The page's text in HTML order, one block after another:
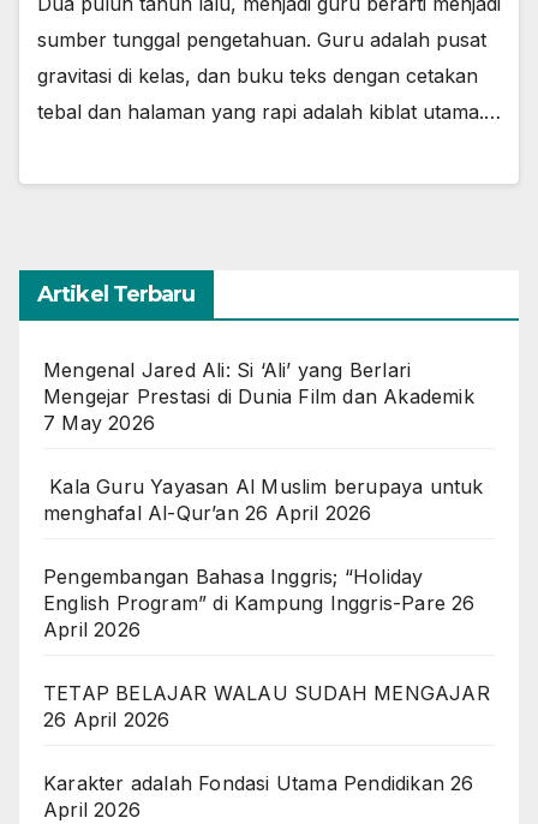
sumber tunggal pengetahuan. Guru adalah pusat
gravitasi di kelas, dan buku teks dengan cetakan
tebal dan halaman yang rapi adalah kiblat utama.…
Artikel Terbaru
Mengenal Jared Ali: Si ‘Ali’ yang Berlari
Mengejar Prestasi di Dunia Film dan Akademik
7 May 2026
Kala Guru Yayasan Al Muslim berupaya untuk
menghafal Al-Qur’an 26 April 2026
Pengembangan Bahasa Inggris; “Holiday
English Program” di Kampung Inggris-Pare 26
April 2026
TETAP BELAJAR WALAU SUDAH MENGAJAR
26 April 2026
Karakter adalah Fondasi Utama Pendidikan 26
April 2026